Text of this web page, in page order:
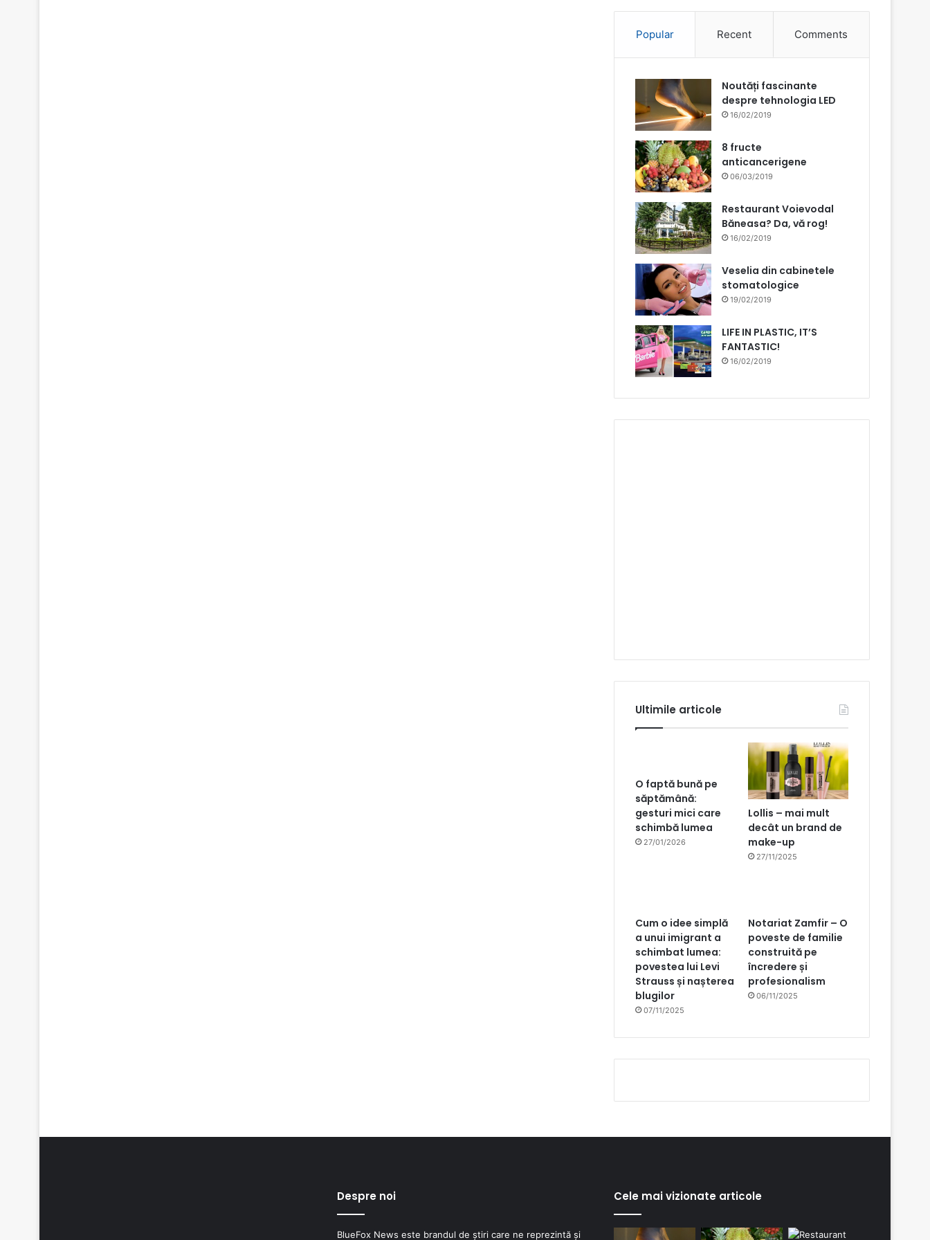
Popular Recent Comments
Noutăți fascinante
despre tehnologia LED
16/02/2019
8 fructe
anticancerigene
06/03/2019
Restaurant Voievodal
Băneasa? Da, vă rog!
16/02/2019
Veselia din cabinetele
stomatologice
19/02/2019
LIFE IN PLASTIC, IT’S
FANTASTIC!
16/02/2019
Ultimile articole
O faptă bună pe
săptămână:
gesturi mici care
schimbă lumea
27/01/2026
Lollis – mai mult
decât un brand de
make-up
27/11/2025
Cum o idee simplă
a unui imigrant a
schimbat lumea:
povestea lui Levi
Strauss și nașterea
blugilor
07/11/2025
Notariat Zamfir – O
poveste de familie
construită pe
încredere și
profesionalism
06/11/2025
Despre noi
BlueFox News este brandul de știri care ne reprezintă și
Cele mai vizionate articole